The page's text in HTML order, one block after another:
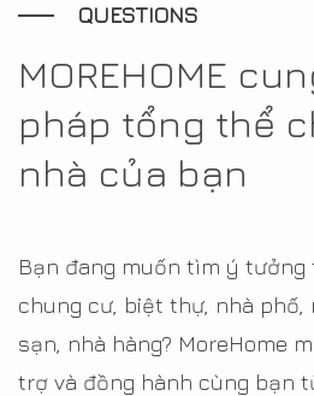
QUESTIONS
MOREHOME
pháp tổng thể
nhà của bạn
Bạn đang muốn tìm ý
chung cư, biệt thự, nhà phố,
sạn, nhà hàng? MoreHome
trợ và đồng hành cùng bạn